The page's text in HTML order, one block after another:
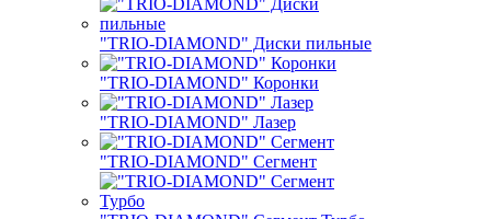
"TRIO-DIAMOND" Диски пильные
"TRIO-DIAMOND" Коронки
"TRIO-DIAMOND" Лазер
"TRIO-DIAMOND" Сегмент